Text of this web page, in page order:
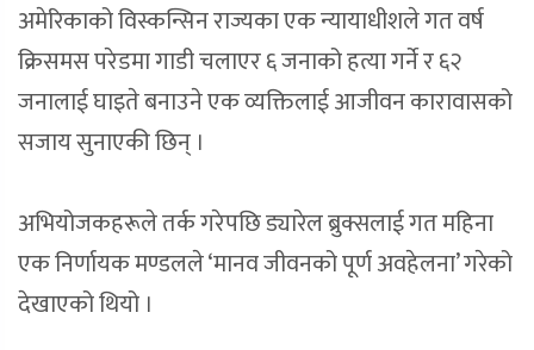
अमेरिकाको विस्कन्सिन राज्यका एक न्यायाधीशले गत वर्ष
क्रिसमस परेडमा गाडी चलाएर ६ जनाको हत्या गर्ने र ६२
जनालाई घाइते बनाउने एक व्यक्तिलाई आजीवन कारावासको
सजाय सुनाएकी छिन् ।
अभियोजकहरूले तर्क गरेपछि ड्यारेल ब्रुक्सलाई गत महिना
एक निर्णायक मण्डलले ‘मानव जीवनको पूर्ण अवहेलना’ गरेको
देखाएको थियो ।